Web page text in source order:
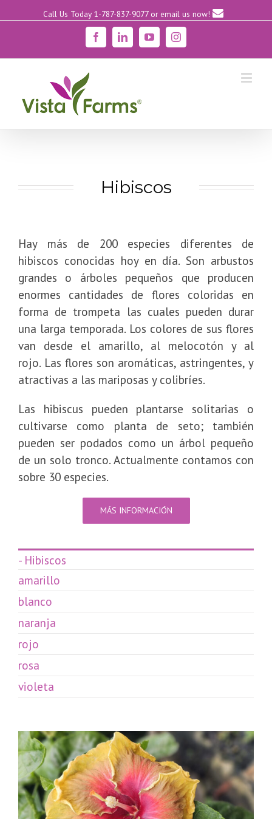
Call Us Today 1-787-837-9077 or email us now!
FacebookLinkedinYouTubeInstagram
Hibiscos
Hay más de 200 especies diferentes de
hibiscos conocidas hoy en día. Son arbustos
grandes o árboles pequeños que producen
enormes cantidades de flores coloridas en
forma de trompeta las cuales pueden durar
una larga temporada. Los colores de sus flores
van desde el amarillo, al melocotón y al
rojo. Las flores son aromáticas, astringentes, y
atractivas a las mariposas y colibríes.
Las hibiscus pueden plantarse solitarias o
cultivarse como planta de seto; también
pueden ser podados como un árbol pequeño
de un solo tronco. Actualmente contamos con
sobre 30 especies.
MÁS INFORMACIÓN
- Hibiscos
amarillo
blanco
naranja
rojo
rosa
violeta